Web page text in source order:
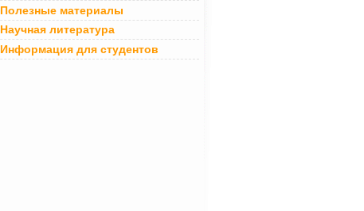
Полезные материалы
Научная литература
Информация для студентов